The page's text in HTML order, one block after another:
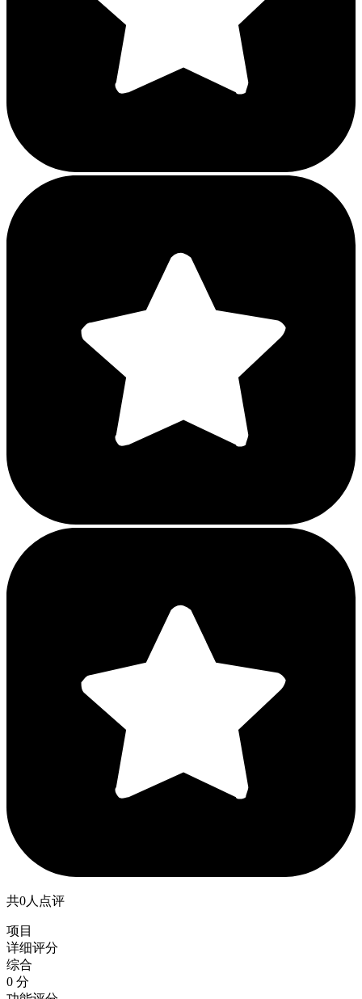
共0人点评
项目
详细评分
综合
0 分